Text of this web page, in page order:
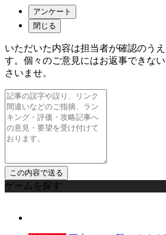
アンケート
閉じる
いただいた内容は担当者が確認のう
す。個々のご意見にはお返事できな
さいませ。
ゲームを探す